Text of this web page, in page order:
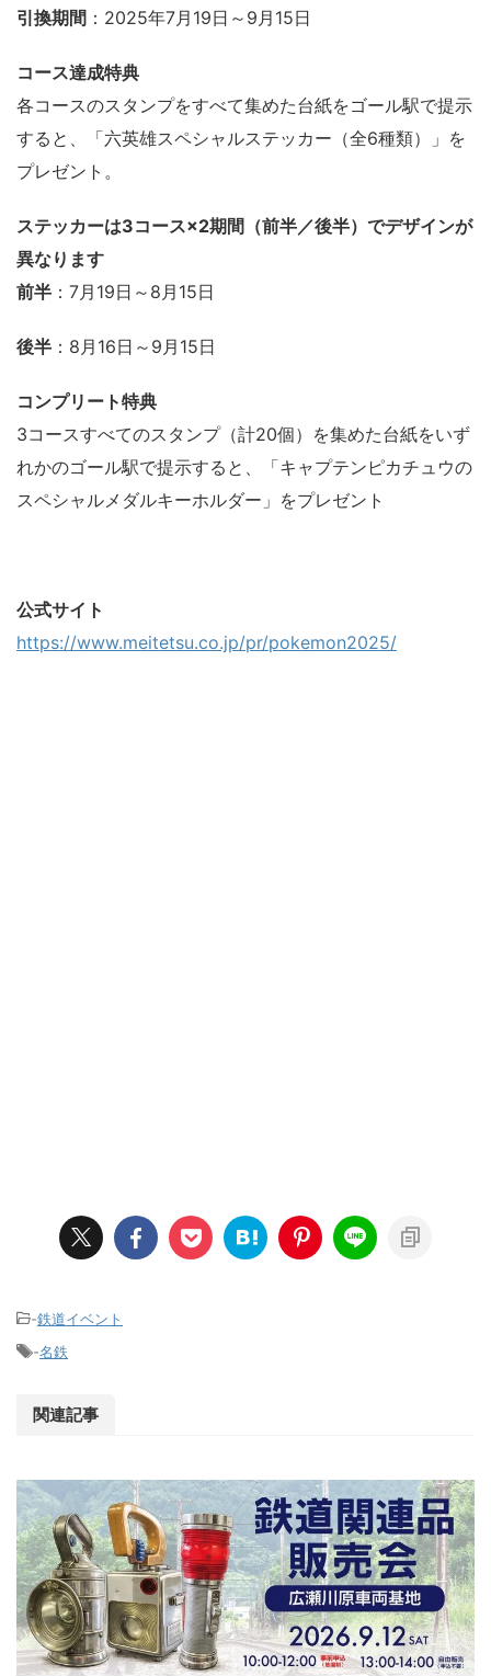
引換期間 ：2025年7月19日～9月15日
コース達成特典
各コースのスタンプをすべて集めた台紙をゴール駅で提示
すると、「六英雄スペシャルステッカー（全6種類）」を
プレゼント。
ステッカーは3コース×2期間（前半／後半）でデザインが
異なります
前半 ：7月19日～8月15日
後半 ：8月16日～9月15日
コンプリート特典
3コースすべてのスタンプ（計20個）を集めた台紙をいず
れかのゴール駅で提示すると、「キャプテンピカチュウの
スペシャルメダルキーホルダー」をプレゼント
公式サイト
https://www.meitetsu.co.jp/pr/pokemon2025/
-鉄道イベント
-名鉄
関連記事